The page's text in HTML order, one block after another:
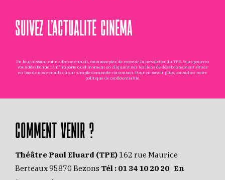
SUIVEZ L’ACTUALITÉ CINÉMA
En fournissant votre adresse e-mail, vous acceptez de recevoir la newsletter du TPE. Vous pourrez
vous désabonner à n'importe quel moment en cliquant sur les liens de désabonnement situés
en bas de nos e-mails ou sur simple demande via contact. Pour en savoir plus, consultez notre
politique de confidentialité.
COMMENT VENIR ?
Théâtre Paul Eluard (TPE) 162 rue Maurice
Berteaux 95870 Bezons Tél : 01 34 10 20 20 En